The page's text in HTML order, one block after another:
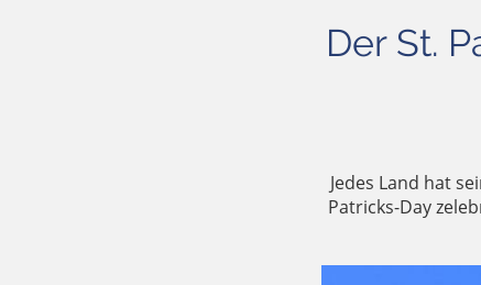
Der St.
Jedes Land hat
Patricks-Day